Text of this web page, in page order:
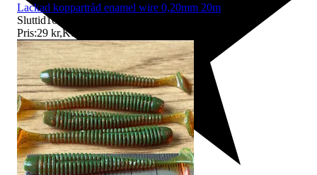
Lackad koppartråd enamel wire 0,20mm 20m
Sluttid16 aug 16:27
Pris:29 kr,Köp nu